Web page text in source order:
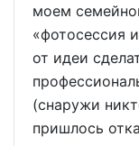
моем
«фотосессия
от идеи
(снаружи
пришлось